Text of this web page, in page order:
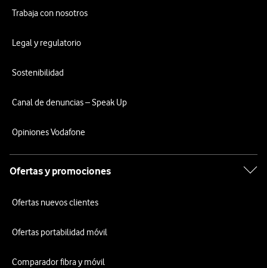
Trabaja con nosotros
Legal y regulatorio
Sostenibilidad
Canal de denuncias – Speak Up
Opiniones Vodafone
Ofertas y promociones
Ofertas nuevos clientes
Ofertas portabilidad móvil
Comparador fibra y móvil